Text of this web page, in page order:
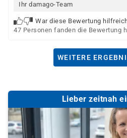
Ihr damago-Team
War diese Bewertung
47 Personen fanden die Bewertung
WEITERE
Lieber zeitnah